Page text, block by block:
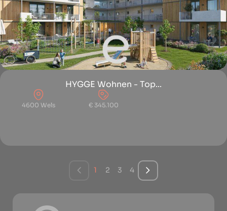
HYGGE Wohnen - Top...
4600 Wels € 345.100
1 2 3 4